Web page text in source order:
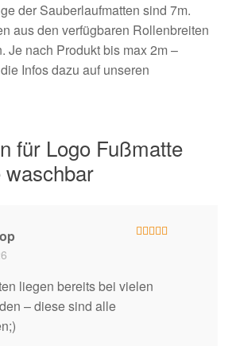
der Sauberlaufmatten sind 7m.
aus den verfügbaren Rollenbreiten
Je nach Produkt bis max 2m –
Infos dazu auf unseren
für Logo Fußmatte
liegen bereits bei vielen
– diese sind alle